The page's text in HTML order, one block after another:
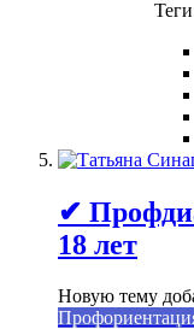
✔
18 лет
Новую тему